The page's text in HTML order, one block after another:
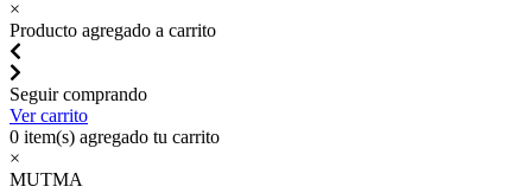
×
Producto agregado a carrito
Seguir comprando
Ver carrito
0 item(s) agregado tu carrito
×
MUTMA